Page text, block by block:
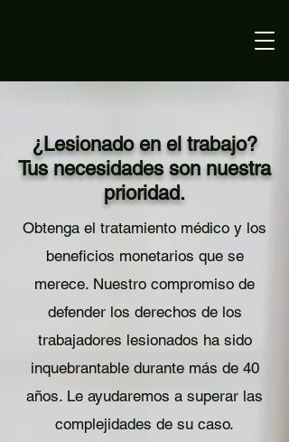
¿Lesionado en el trabajo?
Tus necesidades son nuestra
prioridad.
Obtenga el tratamiento médico y los
beneficios monetarios que se
merece. Nuestro compromiso de
defender los derechos de los
trabajadores lesionados ha sido
inquebrantable durante más de 40
años. Le ayudaremos a superar las
complejidades de su caso.